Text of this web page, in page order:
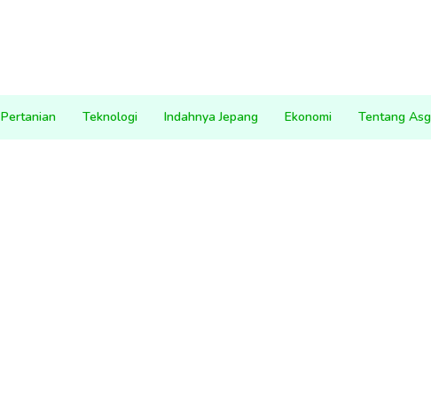
Pertanian Teknologi Indahnya Jepang Ekonomi Tentang